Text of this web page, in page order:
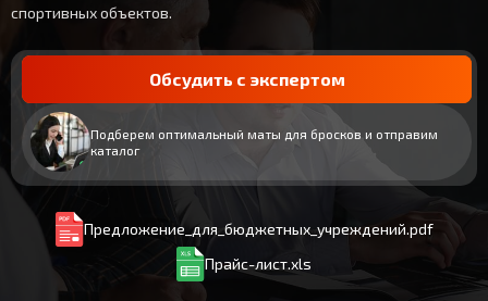
спортивных объектов.
Обсудить с экспертом
Подберем оптимальный маты для бросков и отправим
каталог
Предложение_для_бюджетных_учреждений.pdf
Прайс-лист.xls